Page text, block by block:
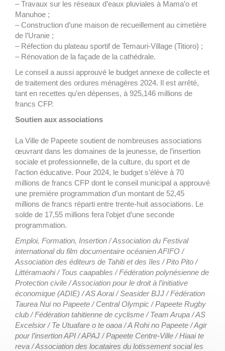
– Travaux sur les réseaux d’eaux pluviales à Mama’o et
Manuhoe ;
– Construction d’une maison de recueillement au cimetière
de l’Uranie ;
– Réfection du plateau sportif de Temauri-Village (Titioro) ;
– Rénovation de la façade de la cathédrale.
Le conseil a aussi approuvé le budget annexe de collecte et
de traitement des ordures ménagères 2024. Il est arrêté,
tant en recettes qu’en dépenses, à 925,146 millions de
francs CFP.
Soutien aux associations
La Ville de Papeete soutient de nombreuses associations
œuvrant dans les domaines de la jeunesse, de l’insertion
sociale et professionnelle, de la culture, du sport et de
l’action éducative. Pour 2024, le budget s’élève à 70
millions de francs CFP dont le conseil municipal a approuvé
une première programmation d’un montant de 52,45
millions de francs réparti entre trente-huit associations. Le
solde de 17,55 millions fera l’objet d’une seconde
programmation.
Emploi, Formation, Insertion / Association du Festival
international du film documentaire océanien AFIFO /
Association des éditeurs de Tahiti et des îles / Pito Pito /
Littéramaohi / Tous caapables / Fédération polynésienne de
Protection civile / Association pour le droit à l’initiative
économique (ADIE) / AS Aorai / Seasider BJJ / Fédération
Taurea Nui no Papeete / Central Olympic / Papeete Rugby
club / Fédération tahitienne de cyclisme / Team Arupa / AS
Excelsior / Te Utuafare o te oaoa / A Rohi no Papeete / Agir
pour l’insertion API / APAJ / Papeete Centre-Ville / Hiaai te
reva / Association des locataires du lotissement social les